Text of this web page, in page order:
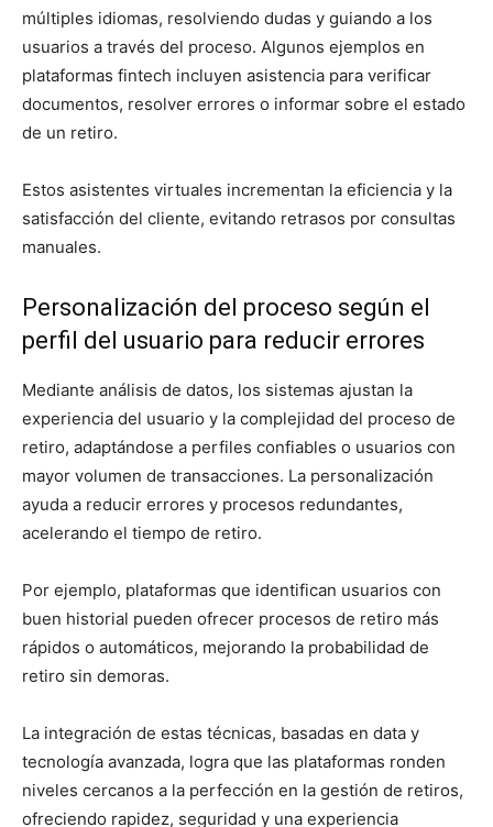
múltiples idiomas, resolviendo dudas y guiando a los
usuarios a través del proceso. Algunos ejemplos en
plataformas fintech incluyen asistencia para verificar
documentos, resolver errores o informar sobre el estado
de un retiro.
Estos asistentes virtuales incrementan la eficiencia y la
satisfacción del cliente, evitando retrasos por consultas
manuales.
Personalización del proceso según el
perfil del usuario para reducir errores
Mediante análisis de datos, los sistemas ajustan la
experiencia del usuario y la complejidad del proceso de
retiro, adaptándose a perfiles confiables o usuarios con
mayor volumen de transacciones. La personalización
ayuda a reducir errores y procesos redundantes,
acelerando el tiempo de retiro.
Por ejemplo, plataformas que identifican usuarios con
buen historial pueden ofrecer procesos de retiro más
rápidos o automáticos, mejorando la probabilidad de
retiro sin demoras.
La integración de estas técnicas, basadas en data y
tecnología avanzada, logra que las plataformas ronden
niveles cercanos a la perfección en la gestión de retiros,
ofreciendo rapidez, seguridad y una experiencia